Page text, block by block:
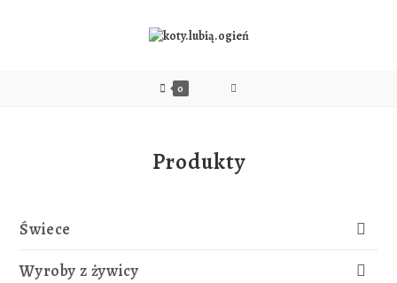
0
Produkty
Świece
Wyroby z żywicy